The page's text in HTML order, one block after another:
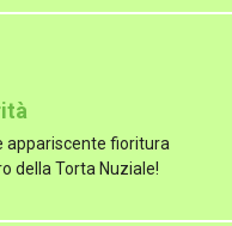
appariscente fioritura
della Torta Nuziale!